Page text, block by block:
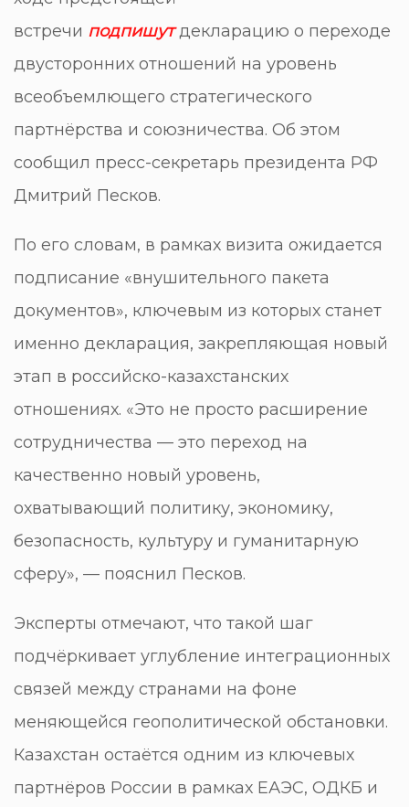
встречи подпишут декларацию о переходе
двусторонних отношений на уровень
всеобъемлющего стратегического
партнёрства и союзничества. Об этом
сообщил пресс-секретарь президента РФ
Дмитрий Песков.
По его словам, в рамках визита ожидается
подписание «внушительного пакета
документов», ключевым из которых станет
именно декларация, закрепляющая новый
этап в российско-казахстанских
отношениях. «Это не просто расширение
сотрудничества — это переход на
качественно новый уровень,
охватывающий политику, экономику,
безопасность, культуру и гуманитарную
сферу», — пояснил Песков.
Эксперты отмечают, что такой шаг
подчёркивает углубление интеграционных
связей между странами на фоне
меняющейся геополитической обстановки.
Казахстан остаётся одним из ключевых
партнёров России в рамках ЕАЭС, ОДКБ и